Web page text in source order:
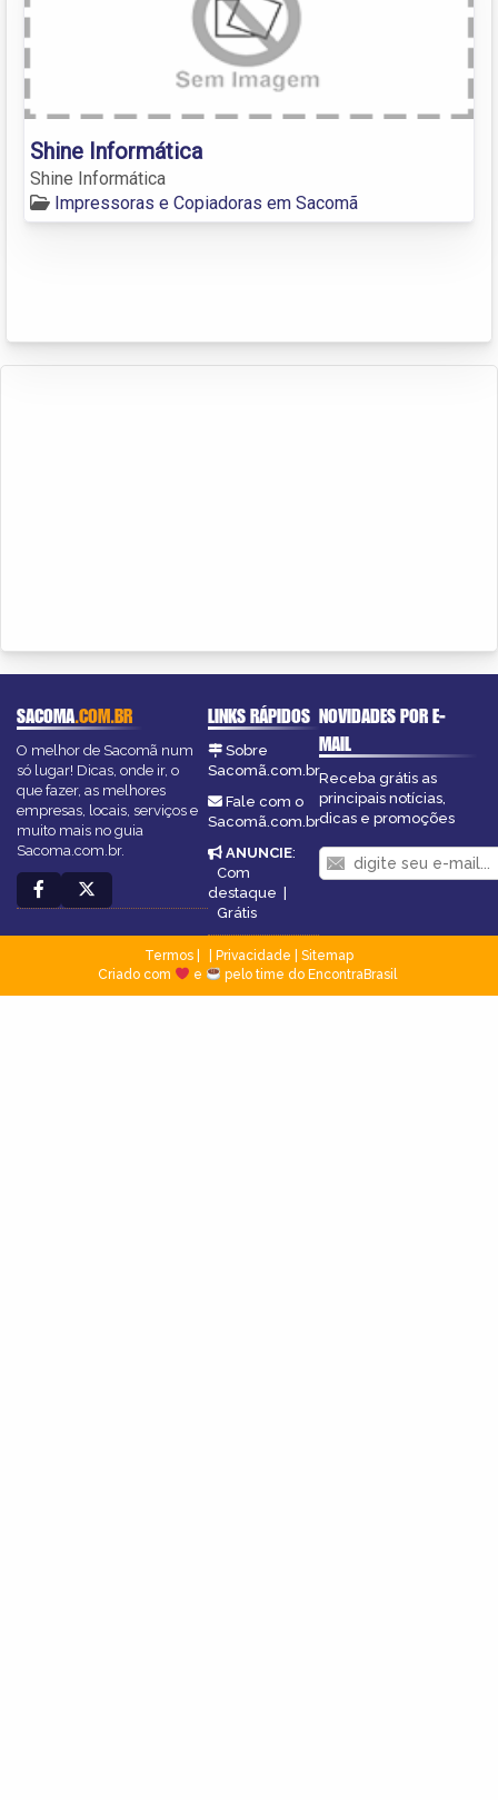
Shine Informática
Shine Informática
Impressoras e Copiadoras em Sacomã
SACOMA.COM.BR
O melhor de Sacomã num
só lugar! Dicas, onde ir, o
que fazer, as melhores
empresas, locais, serviços e
muito mais no guia
Sacoma.com.br.
LINKS RÁPIDOS
Sobre
Sacomã.com.br
Fale com o
Sacomã.com.br
ANUNCIE:
Com
destaque |
Grátis
NOVIDADES POR E-
MAIL
Receba grátis as
principais notícias,
dicas e promoções
Termos Privacidade
Sitemap
Criado com
e pelo time do EncontraBrasil